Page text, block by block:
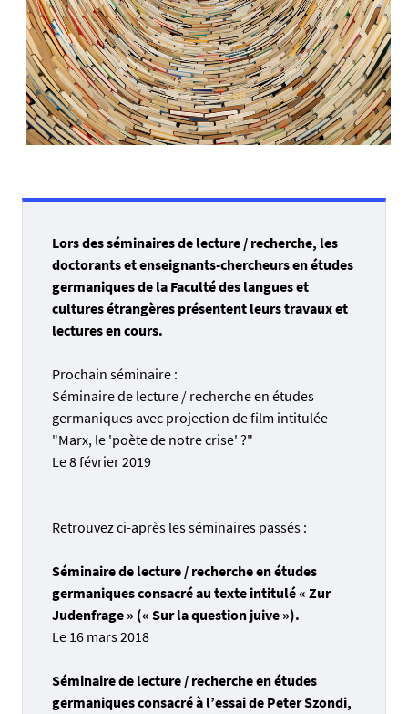
Lors des séminaires de lecture / recherche, les
doctorants et enseignants-chercheurs en études
germaniques de la Faculté des langues et
cultures étrangères présentent leurs travaux et
lectures en cours.
Prochain séminaire :
Séminaire de lecture / recherche en études
germaniques avec projection de film intitulée
"Marx, le 'poète de notre crise' ?"
Le 8 février 2019
Retrouvez ci-après les séminaires passés :
Séminaire de lecture / recherche en études
germaniques consacré au texte intitulé « Zur
Judenfrage » (« Sur la question juive »).
Le 16 mars 2018
Séminaire de lecture / recherche en études
germaniques consacré à l’essai de Peter Szondi,